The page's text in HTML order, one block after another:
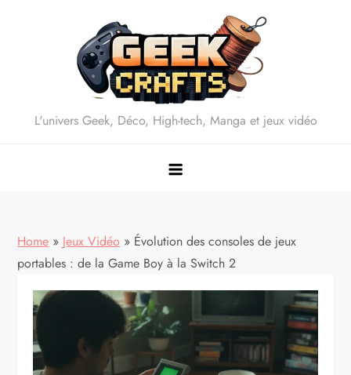
L'univers Geek, Déco, High-tech, Manga et jeux vidéo
Home » Jeux Vidéo » Évolution des consoles de jeux
portables : de la Game Boy à la Switch 2